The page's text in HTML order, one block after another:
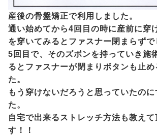
産後の骨盤矯正で利用しました。
通い始めてから4回目の時に産前に穿
を穿いてみるとファスナー閉まらずで
5回目で、そのズボンを持っていき施
るとファスナーが閉まりボタンも止め
た。
もう穿けないだろうと思っていたの
た。
自宅で出来るストレッチ方法も教え
す！！